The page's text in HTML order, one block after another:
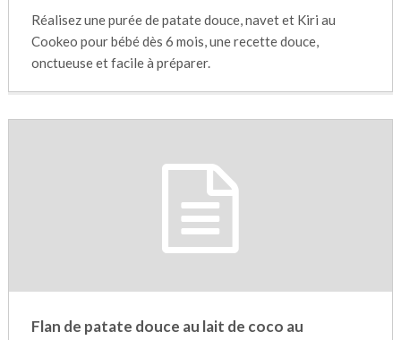
Réalisez une purée de patate douce, navet et Kiri au
Cookeo pour bébé dès 6 mois, une recette douce,
onctueuse et facile à préparer.
Flan de patate douce au lait de coco au